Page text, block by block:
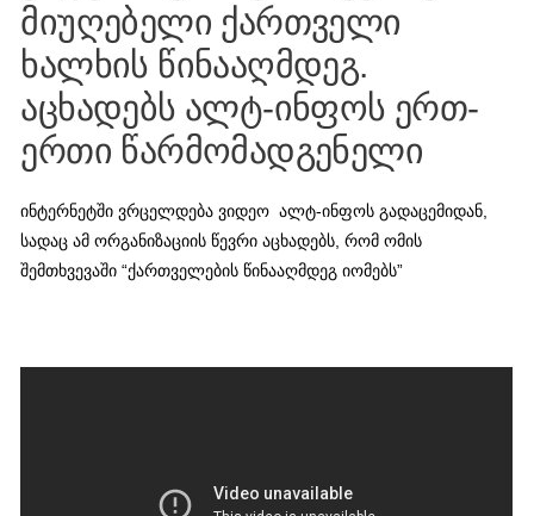
მიუღებელი ქართველი
ხალხის წინააღმდეგ.
აცხადებს ალტ-ინფოს ერთ-
ერთი წარმომადგენელი
ინტერნეტში ვრცელდება ვიდეო ალტ-ინფოს გადაცემიდან,
სადაც ამ ორგანიზაციის წევრი აცხადებს, რომ ომის
შემთხვევაში “ქართველების წინააღმდეგ იომებს”